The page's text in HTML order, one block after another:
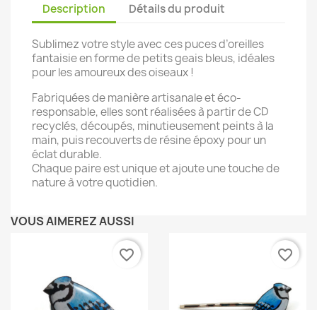
Description Détails du produit
Sublimez votre style avec ces puces d’oreilles
fantaisie en forme de petits geais bleus, idéales
pour les amoureux des oiseaux !
Fabriquées de manière artisanale et éco-
responsable, elles sont réalisées à partir de CD
recyclés, découpés, minutieusement peints à la
main, puis recouverts de résine époxy pour un
éclat durable.
Chaque paire est unique et ajoute une touche de
nature à votre quotidien.
VOUS AIMEREZ AUSSI
favorite_border favorite_border